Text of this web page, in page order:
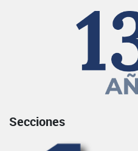
Secciones